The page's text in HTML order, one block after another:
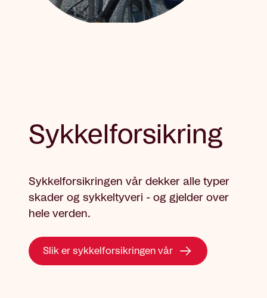
Sykkelforsikring
Sykkelforsikringen vår dekker alle typer
skader og sykkeltyveri - og gjelder over
hele verden.
Slik er sykkelforsikringen vår